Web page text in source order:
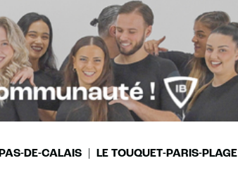
PAS-DE-CALAIS
LE TOUQUET-PARIS-PLAGE